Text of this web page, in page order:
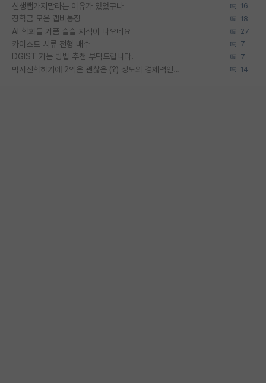
신생랩가지말라는 이유가 있었구나 16
장학금 모은 랩비통장 18
AI 학회들 거품 슬슬 지적이 나오네요 27
카이스트 서류 전형 배수 7
DGIST 가는 방법 추천 부탁드립니다. 7
박사진학하기에 2억은 괜찮은 (?) 정도의 경제력인가요 14